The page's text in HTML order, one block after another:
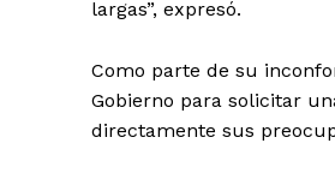
largas”, expresó.
Como parte de su
Gobierno para solicitar
directamente sus